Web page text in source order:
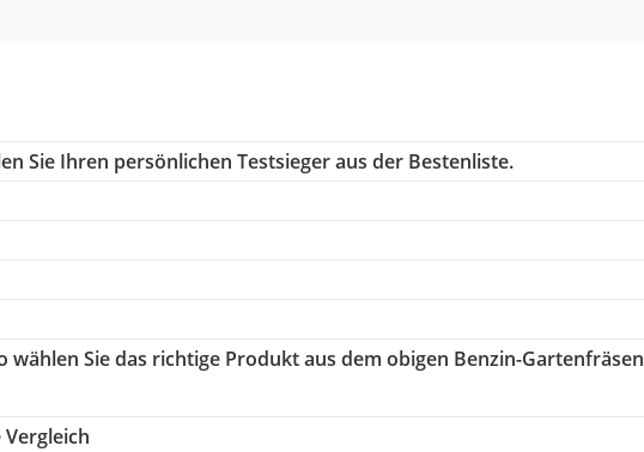
Sie Ihren persönlichen Testsieger aus der Bestenliste.
wählen Sie das richtige Produkt aus dem obigen Benzin-Gartenfräsen